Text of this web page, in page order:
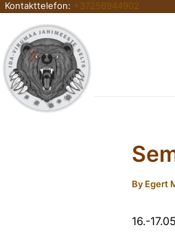
Skip
content
Kontakttelefon: +37256944902
By Egert
16.-